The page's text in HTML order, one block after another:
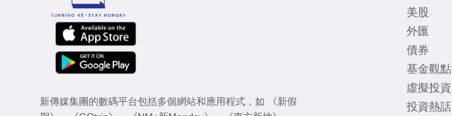
新傳媒集團的數碼平台包括多個網站和應用程式，如
《新假
美股
外匯
債券
基金觀點
虛擬投資
投資熱話